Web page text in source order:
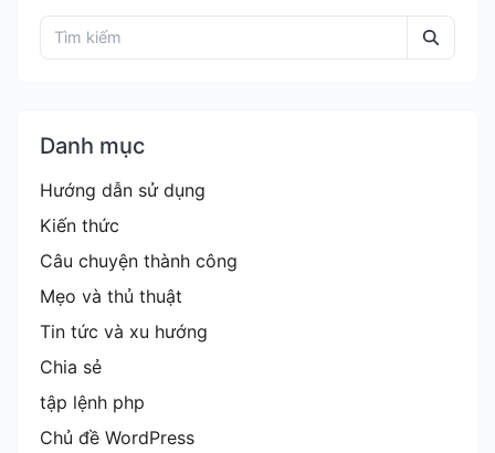
Danh mục
Hướng dẫn sử dụng
Kiến thức
Câu chuyện thành công
Mẹo và thủ thuật
Tin tức và xu hướng
Chia sẻ
tập lệnh php
Chủ đề WordPress